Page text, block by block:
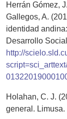
Herrán Gómez,
Gallegos, A.
identidad
Desarrollo
http://
Holahan, C. J.
general. Limusa.